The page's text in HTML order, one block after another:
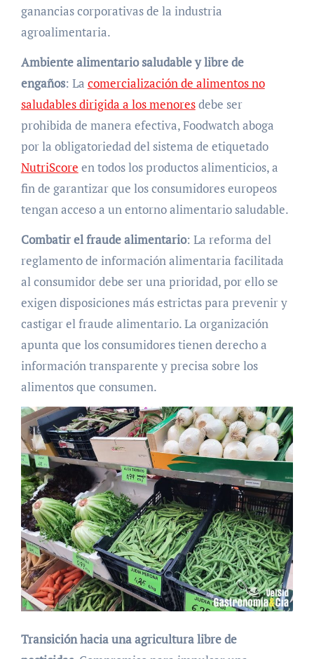
ganancias corporativas de la industria
agroalimentaria.
Ambiente alimentario saludable y libre de
engaños: La comercialización de alimentos no
saludables dirigida a los menoresdebe ser
prohibida de manera efectiva, Foodwatch aboga
por la obligatoriedad del sistema de etiquetado
NutriScore en todos los productos alimenticios, a
fin de garantizar que los consumidores europeos
tengan acceso a un entorno alimentario saludable.
Combatir el fraude alimentario: La reforma del
reglamento de información alimentaria facilitada
al consumidor debe ser una prioridad, por ello se
exigen disposiciones más estrictas para prevenir y
castigar el fraude alimentario. La organización
apunta que los consumidores tienen derecho a
información transparente y precisa sobre los
alimentos que consumen.
Transición hacia una agricultura libre de